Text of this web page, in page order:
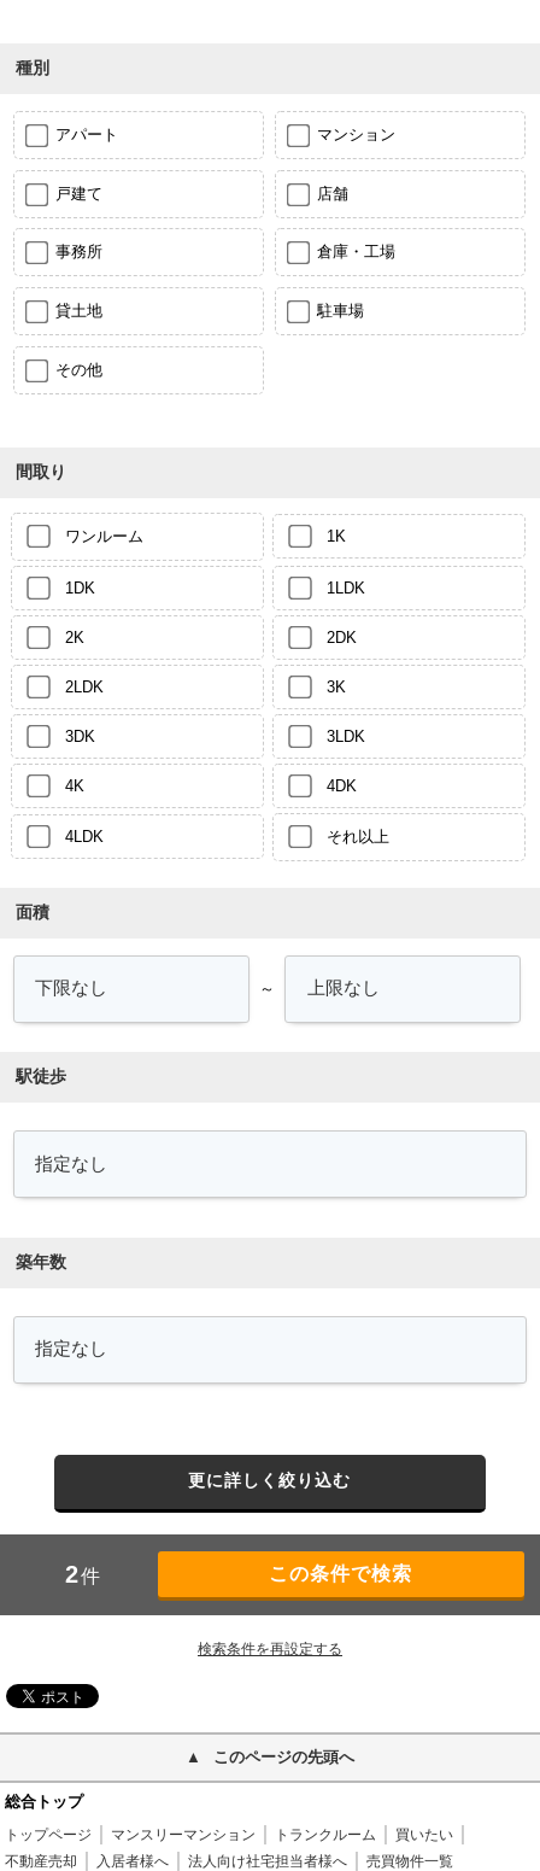
種別
アパート マンション
戸建て 店舗
事務所 倉庫・工場
貸土地 駐車場
その他
間取り
ワンルーム 1K
1DK 1LDK
2K 2DK
2LDK 3K
3DK 3LDK
4K 4DK
4LDK それ以上
面積
～
駅徒歩
築年数
更に詳しく絞り込む
2件
検索条件を再設定する
このページの先頭へ
総合トップ
トップページ マンスリーマンション トランクルーム
買いたい
不動産売却
入居者様へ 法人向け社宅担当者様へ 売買物件一覧